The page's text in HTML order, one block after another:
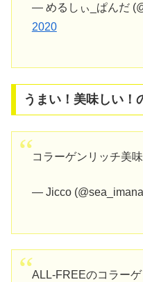
— めるしぃ_ぱんだ
2020
うまい！美味しい！
コラーゲンリッチ美
— Jicco
ALL-FREEのコラーゲ